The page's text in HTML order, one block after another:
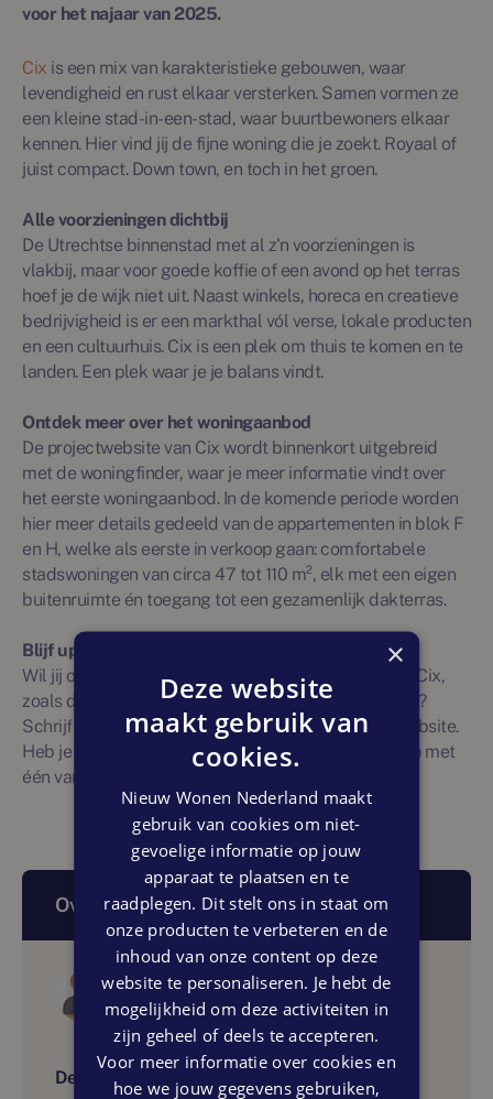
voor het najaar van 2025.
Cix is een mix van karakteristieke gebouwen, waar
levendigheid en rust elkaar versterken. Samen vormen ze
een kleine stad-in-een-stad, waar buurtbewoners elkaar
kennen. Hier vind jij de fijne woning die je zoekt. Royaal of
juist compact. Down town, en toch in het groen.
Alle voorzieningen dichtbij
De Utrechtse binnenstad met al z'n voorzieningen is
vlakbij, maar voor goede koffie of een avond op het terras
hoef je de wijk niet uit. Naast winkels, horeca en creatieve
bedrijvigheid is er een markthal vól verse, lokale producten
en een cultuurhuis. Cix is een plek om thuis te komen en te
landen. Een plek waar je je balans vindt.
Ontdek meer over het woningaanbod
De projectwebsite van Cix wordt binnenkort uitgebreid
met de woningfinder, waar je meer informatie vindt over
het eerste woningaanbod. In de komende periode worden
hier meer details gedeeld van de appartementen in blok F
en H, welke als eerste in verkoop gaan: comfortabele
stadswoningen van circa 47 tot 110 m², elk met een eigen
buitenruimte én toegang tot een gezamenlijk dakterras.
Blijf up-
Wil jij op de hoogte blijven van de ontwikkelingen in Cix,
zoals de start verkoop datum en (indicatieve) prijzen?
Schrijf je dan in voor de nieuwsbrief op de projectwebsite.
Heb je op voorhand al vragen? Neem dan contact op met
één van de verkopend makelaars.
Over dit artikel
Auteur
Nieuw Wonen Nederland
Delen:
×
Deze website
maakt gebruik van
cookies.
Nieuw Wonen Nederland maakt
gebruik van cookies om niet-
gevoelige informatie op jouw
apparaat te plaatsen en te
raadplegen. Dit stelt ons in staat om
onze producten te verbeteren en de
inhoud van onze content op deze
website te personaliseren. Je hebt de
mogelijkheid om deze activiteiten in
zijn geheel of deels te accepteren.
Voor meer informatie over cookies en
hoe we jouw gegevens gebruiken,